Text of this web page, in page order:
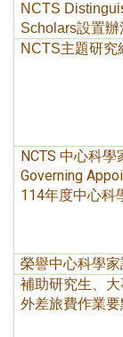
NCTS
Scholars設置辦
NCTS主題研究
NCTS 中心科
Governing
114年度中心科
榮譽中心科學
補助研究生、
外差旅費作業